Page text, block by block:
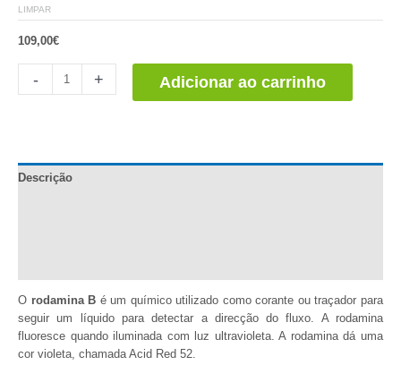
LIMPAR
109,00€
-
Rodamina
+ Adicionar ao carrinho
Descrição
O rodamina B é um químico utilizado como corante ou traçador para
seguir um líquido para detectar a direcção do fluxo. A rodamina
fluoresce quando iluminada com luz ultravioleta. A rodamina dá uma
cor violeta, chamada Acid Red 52.